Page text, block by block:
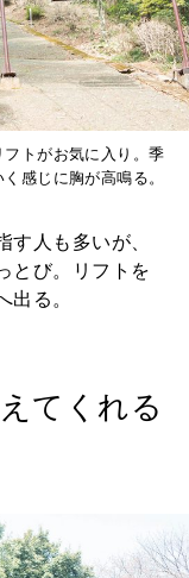
トがお気に入り。季
感じに胸が高鳴る。
人も多いが、
とび。リフトを
出る。
てくれる